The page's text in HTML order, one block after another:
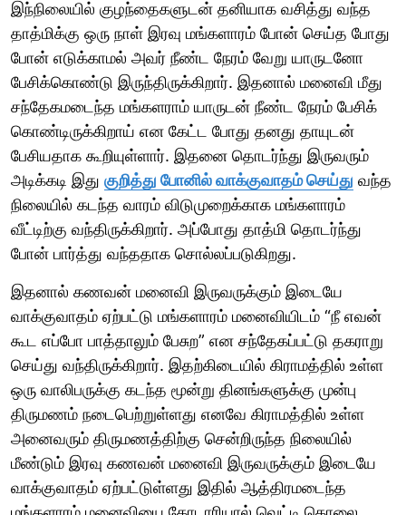
இந்நிலையில் குழந்தைகளுடன் தனியாக வசித்து வந்த
தாத்மிக்கு ஒரு நாள் இரவு மங்களாரம் போன் செய்த போது
போன் எடுக்காமல் அவர் நீண்ட நேரம் வேறு யாருடனோ
பேசிக்கொண்டு இருந்திருக்கிறார். இதனால் மனைவி மீது
சந்தேகமடைந்த மங்களராம் யாருடன் நீண்ட நேரம் பேசிக்
கொண்டிருக்கிறாய் என கேட்ட போது தனது தாயுடன்
பேசியதாக கூறியுள்ளார். இதனை தொடர்ந்து இருவரும்
அடிக்கடி இது குறித்து போனில் வாக்குவாதம் செய்து வந்த
நிலையில் கடந்த வாரம் விடுமுறைக்காக மங்களாரம்
வீட்டிற்கு வந்திருக்கிறார். அப்போது தாத்மி தொடர்ந்து
போன் பார்த்து வந்ததாக சொல்லப்படுகிறது.
இதனால் கணவன் மனைவி இருவருக்கும் இடையே
வாக்குவாதம் ஏற்பட்டு மங்களாரம் மனைவியிடம் “நீ எவன்
கூட எப்போ பாத்தாலும் பேசுற” என சந்தேகப்பட்டு தகராறு
செய்து வந்திருக்கிறார். இதற்கிடையில் கிராமத்தில் உள்ள
ஒரு வாலிபருக்கு கடந்த மூன்று தினங்களுக்கு முன்பு
திருமணம் நடைபெற்றுள்ளது எனவே கிராமத்தில் உள்ள
அனைவரும் திருமணத்திற்கு சென்றிருந்த நிலையில்
மீண்டும் இரவு கணவன் மனைவி இருவருக்கும் இடையே
வாக்குவாதம் ஏற்பட்டுள்ளது இதில் ஆத்திரமடைந்த